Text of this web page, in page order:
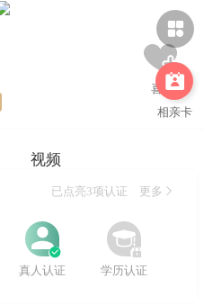


相亲卡
视频
已点亮3项认证 更多


真人认证


学历认证